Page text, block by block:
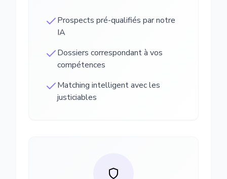
Prospects pré-qualifiés par notre
IA
Dossiers correspondant à vos
compétences
Matching intelligent avec les
justiciables